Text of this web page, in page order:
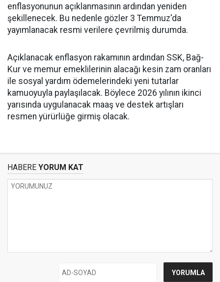
enflasyonunun açıklanmasının ardından yeniden
şekillenecek. Bu nedenle gözler 3 Temmuz'da
yayımlanacak resmi verilere çevrilmiş durumda.
Açıklanacak enflasyon rakamının ardından SSK, Bağ-
Kur ve memur emeklilerinin alacağı kesin zam oranları
ile sosyal yardım ödemelerindeki yeni tutarlar
kamuoyuyla paylaşılacak. Böylece 2026 yılının ikinci
yarısında uygulanacak maaş ve destek artışları
resmen yürürlüğe girmiş olacak.
HABERE YORUM KAT